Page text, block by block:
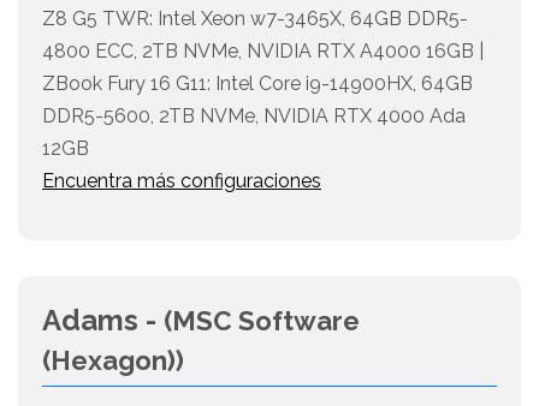
Z8 G5 TWR: Intel Xeon w7-3465X, 64GB DDR5-
4800 ECC, 2TB NVMe, NVIDIA RTX A4000 16GB |
ZBook Fury 16 G11: Intel Core i9-14900HX, 64GB
DDR5-5600, 2TB NVMe, NVIDIA RTX 4000 Ada
12GB
Encuentra más configuraciones
Adams - (MSC Software
(Hexagon))